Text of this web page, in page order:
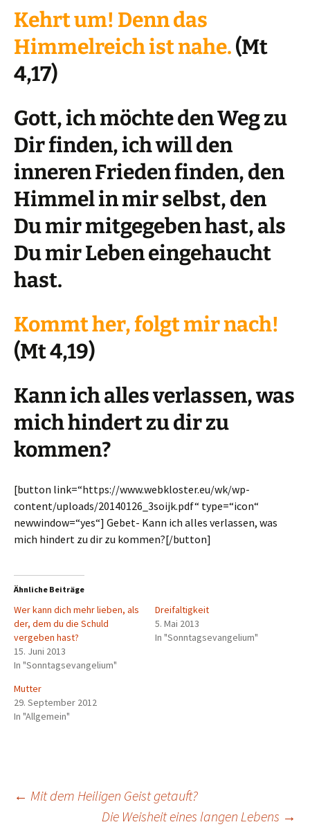
Kehrt um! Denn das
Himmelreich ist nahe.(Mt
4,17)
Gott, ich möchte den Weg zu
Dir finden, ich will den
inneren Frieden finden, den
Himmel in mir selbst, den
Du mir mitgegeben hast, als
Du mir Leben eingehaucht
hast.
Kommt her, folgt mir nach!
(Mt 4,19)
Kann ich alles verlassen, was
mich hindert zu dir zu
kommen?
[button link=“https://www.webkloster.eu/wk/wp-
content/uploads/20140126_3soijk.pdf“ type=“icon“
newwindow=“yes“] Gebet- Kann ich alles verlassen, was
mich hindert zu dir zu kommen?[/button]
Ähnliche Beiträge
Wer kann dich mehr lieben, als
der, dem du die Schuld
vergeben hast?
15. Juni 2013
In "Sonntagsevangelium"
Dreifaltigkeit
5. Mai 2013
In "Sonntagsevangelium"
Mutter
29. September 2012
In "Allgemein"
Beitragsnavigation
← Mit dem Heiligen Geist getauft?
Die Weisheit eines langen Lebens →